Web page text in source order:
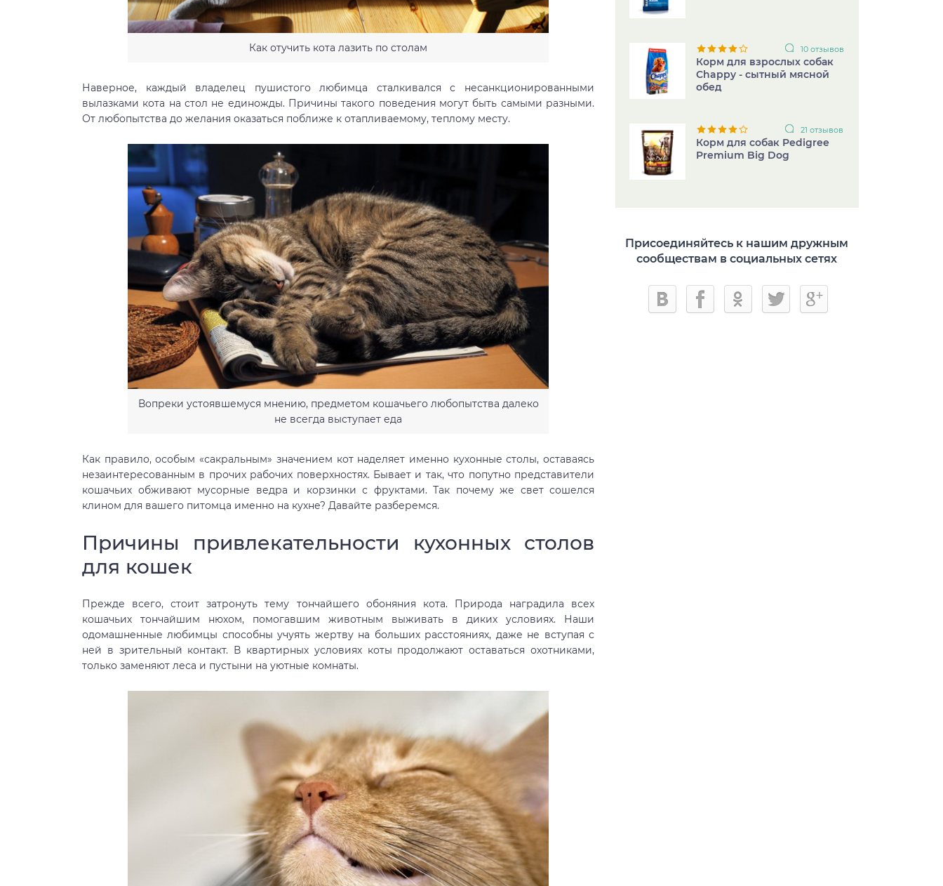
Как отучить кота лазить по столам
Наверное, каждый владелец пушистого любимца сталкивался с несанкционированными
вылазками кота на стол не единожды. Причины такого поведения могут быть самыми разными.
От любопытства до желания оказаться поближе к отапливаемому, теплому месту.
Вопреки устоявшемуся мнению, предметом кошачьего любопытства далеко
не всегда выступает еда
Как правило, особым «сакральным» значением кот наделяет именно кухонные столы, оставаясь
незаинтересованным в прочих рабочих поверхностях. Бывает и так, что попутно представители
кошачьих обживают мусорные ведра и корзинки с фруктами. Так почему же свет сошелся
клином для вашего питомца именно на кухне? Давайте разберемся.
Причины привлекательности кухонных столов
для кошек
Прежде всего, стоит затронуть тему тончайшего обоняния кота. Природа наградила всех
кошачьих тончайшим нюхом, помогавшим животным выживать в диких условиях. Наши
одомашненные любимцы способны учуять жертву на больших расстояниях, даже не вступая с
ней в зрительный контакт. В квартирных условиях коты продолжают оставаться охотниками,
только заменяют леса и пустыни на уютные комнаты.
10 отзывов
Корм для взрослых собак
Chappy - сытный мясной
обед
21 отзывов
Корм для собак Pedigree
Premium Big Dog
Присоединяйтесь к нашим дружным
сообществам в социальных сетях